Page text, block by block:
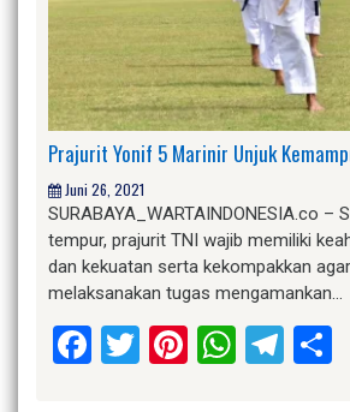
Prajurit Yonif 5 Marinir Unjuk
Juni 26, 2021
SURABAYA_WARTAINDONESIA.co –
tempur, prajurit TNI wajib memiliki
dan kekuatan serta kekompakkan
melaksanakan tugas mengamankan…
Facebook
Twitter
Pinterest